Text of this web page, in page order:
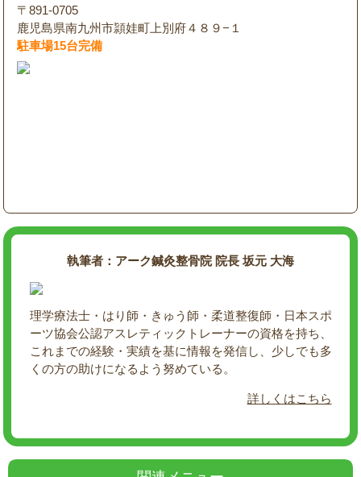
〒891-0705
鹿児島県南九州市頴娃町上別府４８９−１
駐車場15台完備
執筆者：アーク鍼灸整骨院 院長 坂元 大海
理学療法士・はり師・きゅう師・柔道整復師・日本スポ
ーツ協会公認アスレティックトレーナーの資格を持ち、
これまでの経験・実績を基に情報を発信し、少しでも多
くの方の助けになるよう努めている。
詳しくはこちら